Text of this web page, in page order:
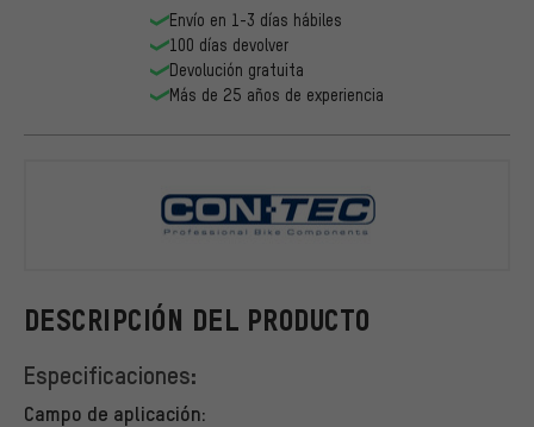
DESCRIPCIÓN DEL PRODUCTO
Especificaciones:
Campo de aplicación:
Envío en 1-3 días hábiles
100 días devolver
Devolución gratuita
Más de 25 años de experiencia
CONTEC